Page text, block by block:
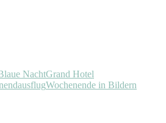
NachtGrand Hotel
Wochenende in Bildern